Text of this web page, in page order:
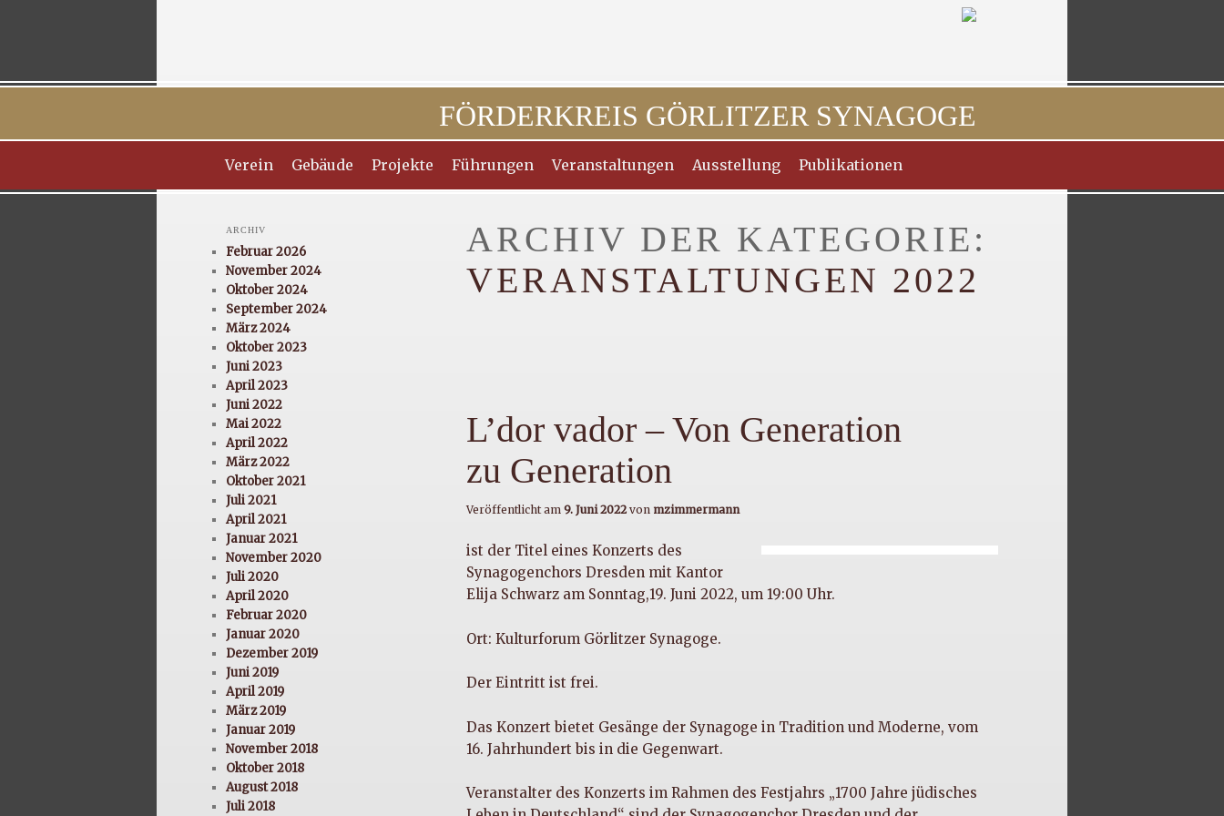
FÖRDERKREIS GÖRLITZER SYNAGOGE
Zum
wechseln
Zum
Inhalt
wechseln
Verein Gebäude Projekte Führungen Veranstaltungen Ausstellung Publikationen
ARCHIV DER KATEGORIE:
VERANSTALTUNGEN 2022
L’dor vador – Von Generation
zu Generation
Veröffentlicht am 9. Juni 2022 von mzimmermann
ist der Titel eines Konzerts des
Synagogenchors Dresden mit Kantor
Elija Schwarz am Sonntag,19. Juni 2022, um 19:00 Uhr.
Ort: Kulturforum Görlitzer Synagoge.
Der Eintritt ist frei.
Das Konzert bietet Gesänge der Synagoge in Tradition und Moderne, vom
16. Jahrhundert bis in die Gegenwart.
Veranstalter des Konzerts im Rahmen des Festjahrs „1700 Jahre jüdisches
ARCHIV
Februar 2026
November 2024
Oktober 2024
September 2024
März 2024
Oktober 2023
Juni 2023
April 2023
Juni 2022
Mai 2022
April 2022
März 2022
Oktober 2021
Juli 2021
April 2021
Januar 2021
November 2020
Juli 2020
April 2020
Februar 2020
Januar 2020
Dezember 2019
Juni 2019
April 2019
März 2019
Januar 2019
November 2018
Oktober 2018
August 2018
Juli 2018